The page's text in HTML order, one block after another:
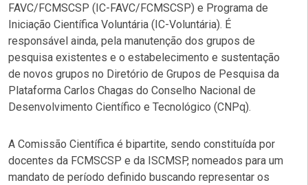
FAVC/FCMSCSP (IC-FAVC/FCMSCSP) e Programa de
Iniciação Científica Voluntária (IC-Voluntária). É
responsável ainda, pela manutenção dos grupos de
pesquisa existentes e o estabelecimento e sustentação
de novos grupos no Diretório de Grupos de Pesquisa da
Plataforma Carlos Chagas do Conselho Nacional de
Desenvolvimento Científico e Tecnológico (CNPq).
A Comissão Científica é bipartite, sendo constituída por
docentes da FCMSCSP e da ISCMSP, nomeados para um
mandato de período definido buscando representar os